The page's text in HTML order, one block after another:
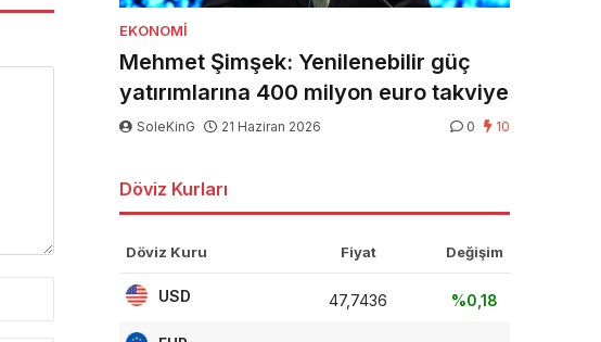
EKONOMI
Mehmet Şimşek: Yenilenebilir güç
yatırımlarına 400 milyon euro takviye
SoleKinG 21 Haziran 2026 0 10
Döviz Kurları
Döviz Kuru Fiyat Değişim
USD 47,7436 %0,18